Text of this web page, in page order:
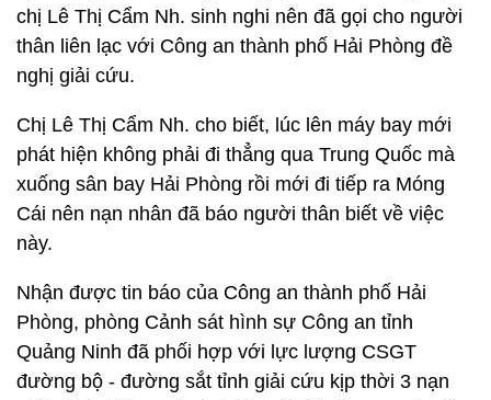
chị Lê Thị Cẩm Nh. sinh nghi nên đã gọi cho người
thân liên lạc với Công an thành phố Hải Phòng đề
nghị giải cứu.
Chị Lê Thị Cẩm Nh. cho biết, lúc lên máy bay mới
phát hiện không phải đi thẳng qua Trung Quốc mà
xuống sân bay Hải Phòng rồi mới đi tiếp ra Móng
Cái nên nạn nhân đã báo người thân biết về việc
này.
Nhận được tin báo của Công an thành phố Hải
Phòng, phòng Cảnh sát hình sự Công an tỉnh
Quảng Ninh đã phối hợp với lực lượng CSGT
đường bộ - đường sắt tỉnh giải cứu kịp thời 3 nạn